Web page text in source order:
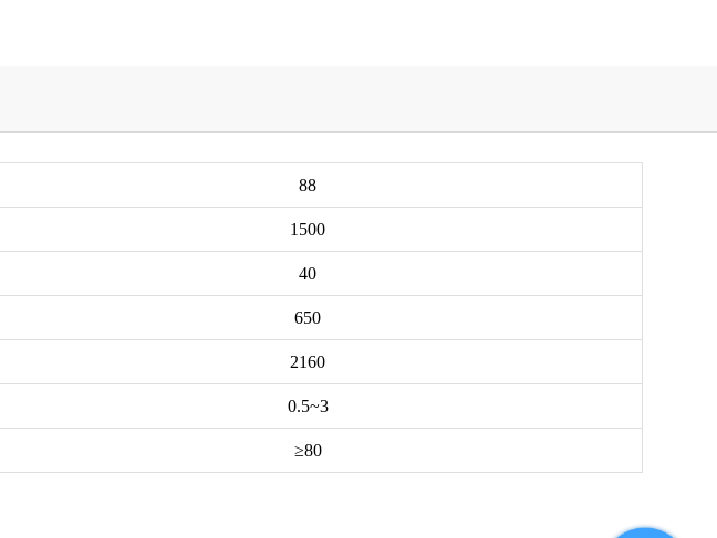
88
1500
40
650
2160
0.5~3
≥80